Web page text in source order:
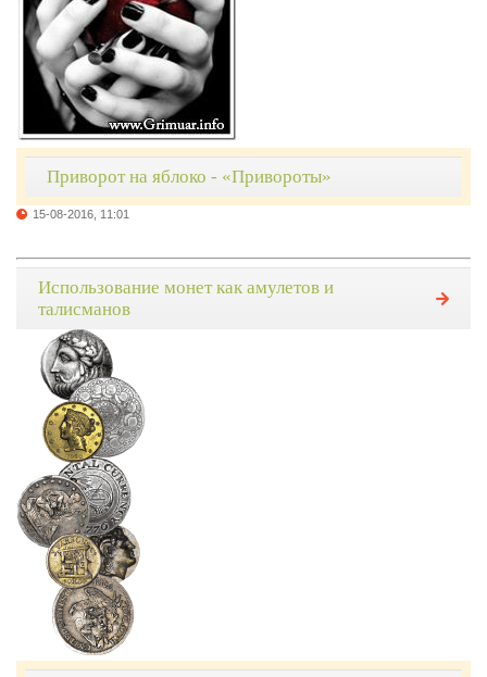
Приворот на яблоко - «Привороты»
15-08-2016, 11:01
Использование монет как амулетов и
талисманов